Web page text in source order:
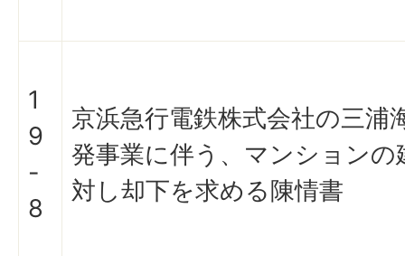
1
9
-
8
京浜急行電鉄株式会社の三浦
発事業に伴う、マンションの
対し却下を求める陳情書